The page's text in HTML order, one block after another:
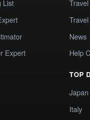
List
Expert
News
Help
TOP
Japan
Italy